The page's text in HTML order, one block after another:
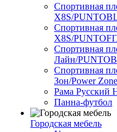
Спортивная
X8S/
Спортивная
X8S/
Спортивная
Лайн/
Спортивная
Зон/Power Zone
Рама Русский
Панна-футбол
Городская мебель